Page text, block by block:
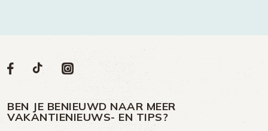
Volg
op
Social
Volg
op
Facebook
Volg
op
TikTok
Volg
op
Instagram
BEN JE BENIEUWD NAAR MEER
VAKANTIENIEUWS- EN TIPS?